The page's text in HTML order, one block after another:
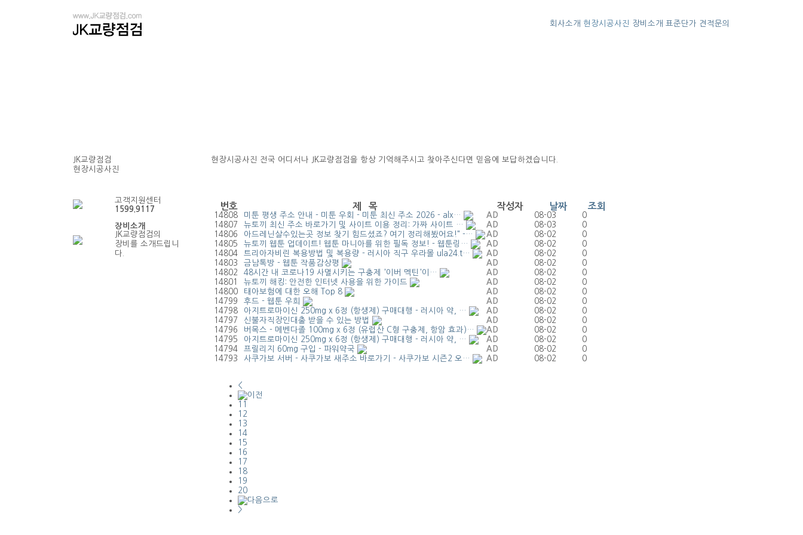
회사소개 현장시공사진 장비소개 표준단가 견적문의
JK교량점검
현장시공사진
고객지원센터
1599.9117
장비소개
JK교량점검의
장비를 소개드립니
다.
현장시공사진 전국 어디서나 JK교량점검을 항상 기억해주시고 찾아주신다면 믿음에 보답하겠습니다.
번호 제 목 작성자 날짜 조회
14808 미툰 평생 주소 안내 - 미툰 우회 - 미툰 최신 주소 2026 - alx… AD 08-03
0
14807
뉴토끼 최신 주소 바로가기 및 사이트 이용 정리: 가짜 사이트 … AD 08-03
0
14806
아드레닌살수있는곳 정보 찾기 힘드셨죠? 여기 정리해봤어요!" -… AD 08-02
0
14805
뉴토끼 웹툰 업데이트! 웹툰 마니아를 위한 필독 정보! - 웹툰링… AD 08-02
0
14804
트리아자비린 복용방법 및 복용량 - 러시아 직구 우라몰 ula24.t… AD 08-02
0
14803
금남톡방 - 웹툰 작품감상평 AD 08-02
0
14802
48시간 내 코로나19 사멸시키는 구충제 '이버 멕틴'이… AD 08-02
0
14801
뉴토끼 해킹: 안전한 인터넷 사용을 위한 가이드 AD 08-02
0
14800
태아보험에 대한 오해 Top 8 AD 08-02
0
14799
후드 - 웹툰 우희 AD 08-02
0
14798
아지트로마이신 250mg x 6정 (항생제) 구매대행 - 러시아 약, … AD 08-02
0
14797
신불자직장인대출 받을 수 있는 방법 AD 08-02
0
14796
버목스 - 메벤다졸 100mg x 6정 (유럽산 C형 구충제, 항암 효과)… AD 08-02
0
14795
아지트로마이신 250mg x 6정 (항생제) 구매대행 - 러시아 약, … AD 08-02
0
14794
프릴리지 60mg 구입 - 파워약국 AD 08-02
0
14793
사쿠가보 서버 - 사쿠가보 새주소 바로가기 - 사쿠가보 시즌2 오… AD 08-02 0
<
11
12
13
14
15
16
17
18
19
20
>